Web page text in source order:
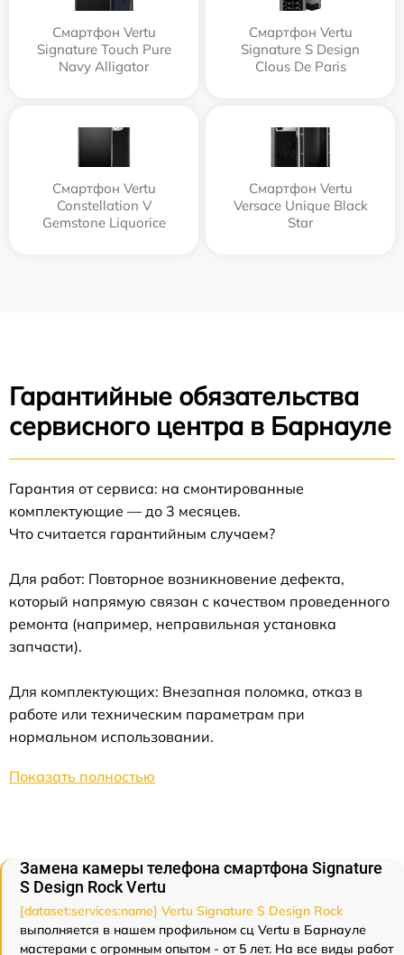
Смартфон Vertu
Signature Touch Pure
Navy Alligator
Смартфон Vertu
Signature S Design
Clous De Paris
Смартфон Vertu
Constellation V
Gemstone Liquorice
Смартфон Vertu
Versace Unique Black
Star
Гарантийные обязательства
сервисного центра в Барнауле
Гарантия от сервиса: на смонтированные
комплектующие — до 3 месяцев.
Что считается гарантийным случаем?
Для работ: Повторное возникновение дефекта,
который напрямую связан с качеством проведенного
ремонта (например, неправильная установка
запчасти).
Для комплектующих: Внезапная поломка, отказ в
работе или техническим параметрам при
нормальном использовании.
Показать полностью
Замена камеры телефона смартфона Signature
S Design Rock Vertu
[dataset:services:name] Vertu Signature S Design Rock
выполняется в нашем профильном сц Vertu в Барнауле
мастерами с огромным опытом - от 5 лет. На все виды работ